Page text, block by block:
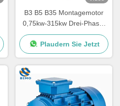
B3 B5 B35 Montagemotor
0,75kw-315kw Drei-Phase-
Guss-Eisen-Elektromotor
Plaudern Sie Jetzt